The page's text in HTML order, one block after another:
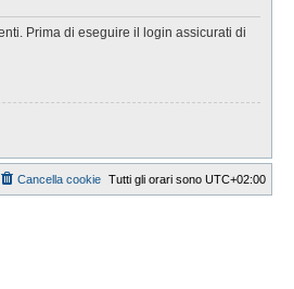
Prima di eseguire il login assicurati di
Tutti gli orari sono UTC+02:00
Cancella cookie